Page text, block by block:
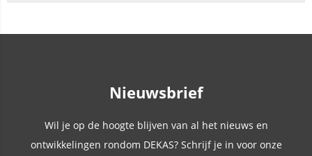
Nieuwsbrief
Wil je op de hoogte blijven van al het nieuws en
ontwikkelingen rondom DEKAS? Schrijf je in voor onze